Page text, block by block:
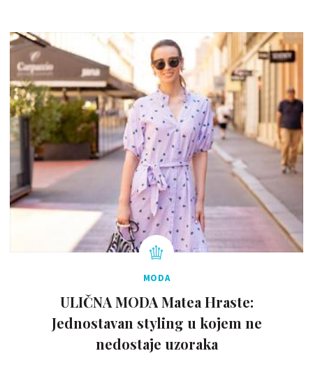
MODA
ULIČNA MODA Matea Hraste:
Jednostavan styling u kojem ne
nedostaje uzoraka